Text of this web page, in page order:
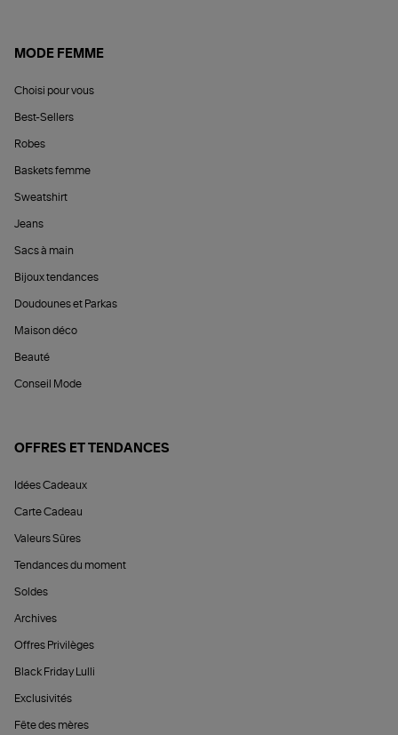
MODE FEMME
Choisi pour vous
Best-Sellers
Robes
Baskets femme
Sweatshirt
Jeans
Sacs à main
Bijoux tendances
Doudounes et Parkas
Maison déco
Beauté
Conseil Mode
OFFRES ET TENDANCES
Idées Cadeaux
Carte Cadeau
Valeurs Sûres
Tendances du moment
Soldes
Archives
Offres Privilèges
Black Friday Lulli
Exclusivités
Fête des mères